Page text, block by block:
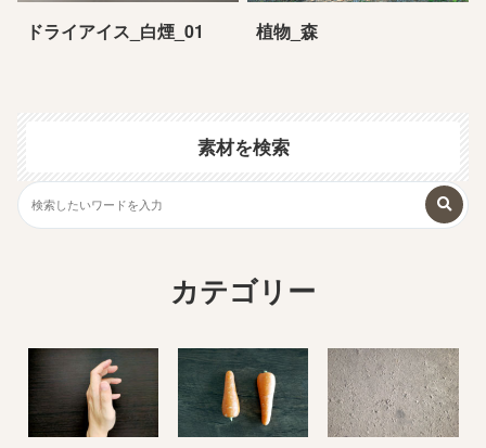
ドライアイス_白煙_01 植物_森
素材を検索
カテゴリー